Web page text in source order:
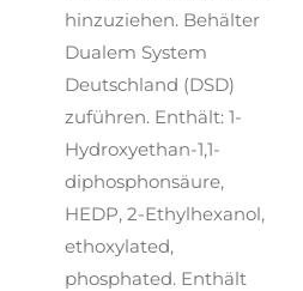
hinzuziehen. Behälter
Dualem System
Deutschland (DSD)
zuführen. Enthält: 1-
Hydroxyethan-1,1-
diphosphonsäure,
HEDP, 2-Ethylhexanol,
ethoxylated,
phosphated. Enthält